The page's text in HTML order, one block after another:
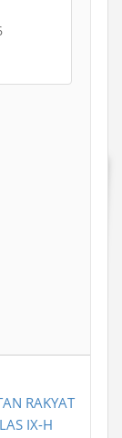
RAKYAT
IX-H